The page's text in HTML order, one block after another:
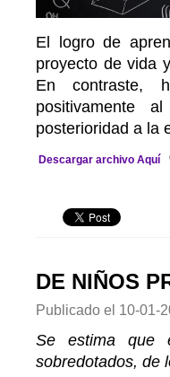
El logro de
proyecto de vida
En contraste,
positivamente
posterioridad a la
Descargar archivo Aquí
DE NIÑOS
Publicado el 10-01-
Se estima que
sobredotados, de